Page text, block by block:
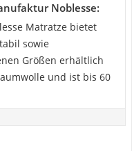
Noblesse:
Matratze bietet
sowie
Größen erhältlich
und ist bis 60